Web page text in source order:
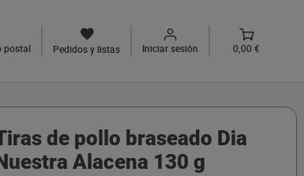
postal Pedidos y listas Iniciar sesión 0,00 €
de pollo braseado Dia
Alacena 130 g